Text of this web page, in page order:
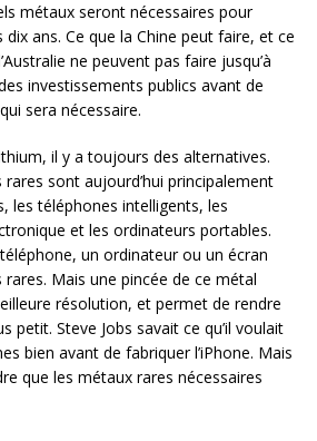
métaux seront nécessaires pour
ans. Ce que la Chine peut faire, et ce
ne peuvent pas faire jusqu’à
investissements publics avant de
sera nécessaire.
il y a toujours des alternatives.
sont aujourd’hui principalement
les téléphones intelligents, les
et les ordinateurs portables.
un ordinateur ou un écran
Mais une pincée de ce métal
résolution, et permet de rendre
petit. Steve Jobs savait ce qu’il voulait
bien avant de fabriquer l’iPhone. Mais
que les métaux rares nécessaires